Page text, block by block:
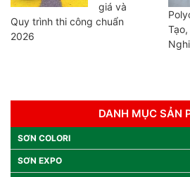
giá và
Quy trình thi công chuẩn
2026
DANH MỤC SẢN
SƠN COLORI
SƠN EXPO